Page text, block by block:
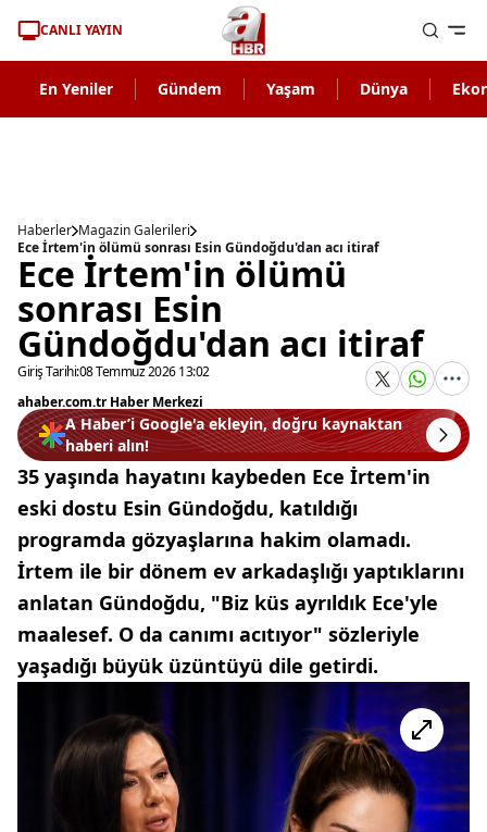
CANLI YAYIN
En Yeniler Gündem Yaşam Dünya
Haberler Magazin Galerileri
Ece İrtem'in ölümü sonrası Esin Gündoğdu'dan acı itiraf
Ece İrtem'in ölümü
sonrası Esin
Gündoğdu'dan acı itiraf
Giriş Tarihi:08 Temmuz 2026 13:02
ahaber.com.tr Haber Merkezi
A Haber’i Google'a ekleyin, doğru kaynaktan
haberi alın!
35 yaşında hayatını kaybeden Ece İrtem'in
eski dostu Esin Gündoğdu, katıldığı
programda gözyaşlarına hakim olamadı.
İrtem ile bir dönem ev arkadaşlığı yaptıklarını
anlatan Gündoğdu, "Biz küs ayrıldık Ece'yle
maalesef. O da canımı acıtıyor" sözleriyle
yaşadığı büyük üzüntüyü dile getirdi.